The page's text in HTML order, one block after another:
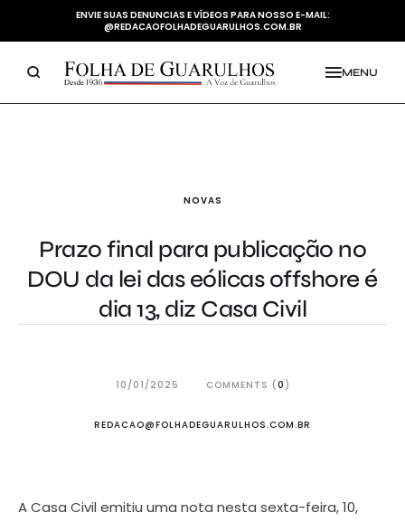
ENVIE SUAS DENUNCIAS E VÍDEOS PARA NOSSO E-MAIL:
@REDACAOFOLHADEGUARULHOS.COM.BR
MENU
NOVAS
Prazo final para publicação no
DOU da lei das eólicas offshore é
dia 13, diz Casa Civil
10/01/2025 COMMENTS (0 )
REDACAO@FOLHADEGUARULHOS.COM.BR
A Casa Civil emitiu uma nota nesta sexta-feira, 10,